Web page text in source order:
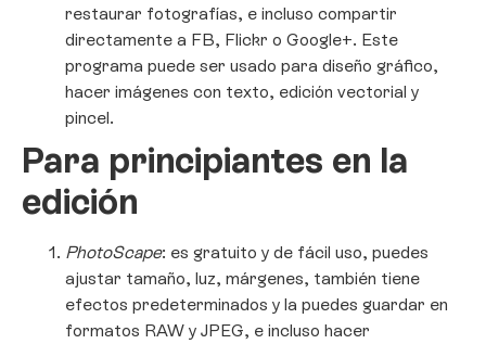
restaurar fotografías, e incluso compartir
directamente a FB, Flickr o Google+. Este
programa puede ser usado para diseño gráfico,
hacer imágenes con texto, edición vectorial y
pincel.
Para principiantes en la
edición
PhotoScape: es gratuito y de fácil uso, puedes
ajustar tamaño, luz, márgenes, también tiene
efectos predeterminados y la puedes guardar en
formatos RAW y JPEG, e incluso hacer